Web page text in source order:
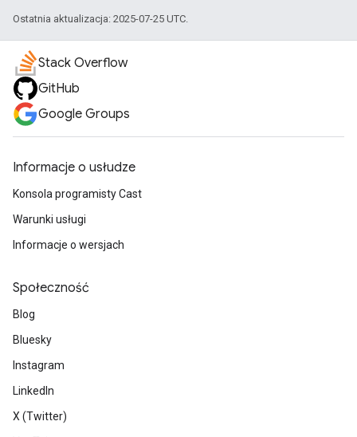
Ostatnia aktualizacja: 2025-07-25 UTC.
Stack Overflow
GitHub
Google Groups
Informacje o usłudze
Konsola programisty Cast
Warunki usługi
Informacje o wersjach
Społeczność
Blog
Bluesky
Instagram
LinkedIn
X (Twitter)